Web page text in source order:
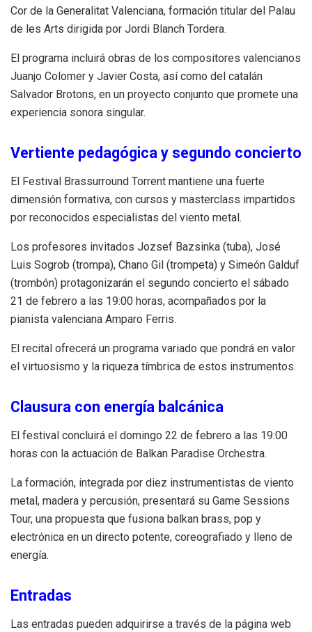
Cor de la Generalitat Valenciana, formación titular del Palau
de les Arts dirigida por Jordi Blanch Tordera.
El programa incluirá obras de los compositores valencianos
Juanjo Colomer y Javier Costa, así como del catalán
Salvador Brotons, en un proyecto conjunto que promete una
experiencia sonora singular.
Vertiente pedagógica y segundo concierto
El Festival Brassurround Torrent mantiene una fuerte
dimensión formativa, con cursos y masterclass impartidos
por reconocidos especialistas del viento metal.
Los profesores invitados Jozsef Bazsinka (tuba), José
Luis Sogrob (trompa), Chano Gil (trompeta) y Simeón Galduf
(trombón) protagonizarán el segundo concierto el sábado
21 de febrero a las 19:00 horas, acompañados por la
pianista valenciana Amparo Ferris.
El recital ofrecerá un programa variado que pondrá en valor
el virtuosismo y la riqueza tímbrica de estos instrumentos.
Clausura con energía balcánica
El festival concluirá el domingo 22 de febrero a las 19:00
horas con la actuación de Balkan Paradise Orchestra.
La formación, integrada por diez instrumentistas de viento
metal, madera y percusión, presentará su Game Sessions
Tour, una propuesta que fusiona balkan brass, pop y
electrónica en un directo potente, coreografiado y lleno de
energía.
Entradas
Las entradas pueden adquirirse a través de la página web